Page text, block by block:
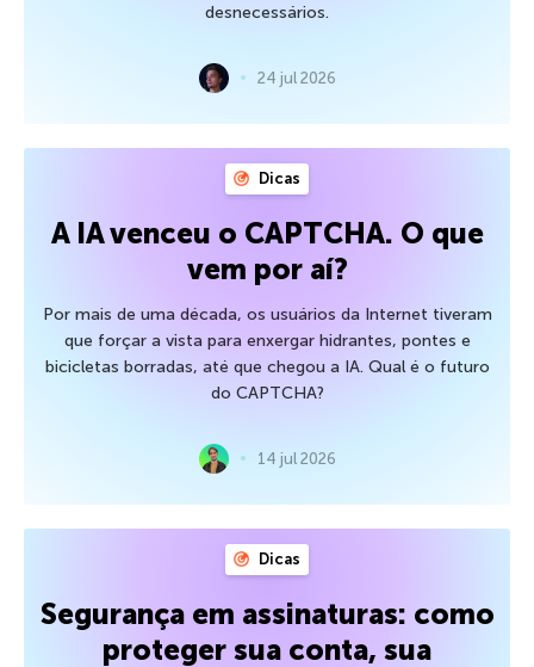
desnecessários.
24 jul 2026
Dicas
A IA venceu o CAPTCHA. O que
vem por aí?
Por mais de uma década, os usuários da Internet tiveram
que forçar a vista para enxergar hidrantes, pontes e
bicicletas borradas, até que chegou a IA. Qual é o futuro
do CAPTCHA?
14 jul 2026
Dicas
Segurança em assinaturas: como
proteger sua conta, sua